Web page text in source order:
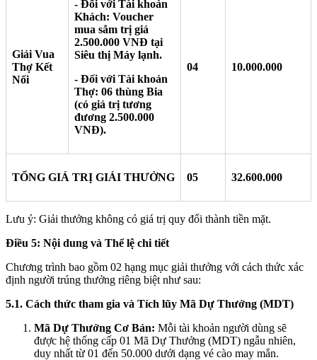
Giải Vua
Thợ Kết
Nối
- Đối với Tài khoản
Khách: Voucher
mua sắm trị giá
2.500.000 VNĐ tại
Siêu thị Máy lạnh.
- Đối với Tài khoản
Thợ: 06 thùng Bia
(có giá trị tương
đương 2.500.000
VNĐ).
04 10.000.000
TỔNG GIÁ TRỊ GIẢI THƯỞNG 05 32.600.000
Lưu ý: Giải thưởng không có giá trị quy đổi thành tiền mặt.
Điều 5: Nội dung và Thể lệ chi tiết
Chương trình bao gồm 02 hạng mục giải thưởng với cách thức xác
định người trúng thưởng riêng biệt như sau:
5.1. Cách thức tham gia và Tích lũy Mã Dự Thưởng (MDT)
Mã Dự Thưởng Cơ Bản: Mỗi tài khoản người dùng sẽ
được hệ thống cấp 01 Mã Dự Thưởng (MDT) ngẫu nhiên,
duy nhất từ 01 đến 50.000 dưới dạng vé cào may mắn.